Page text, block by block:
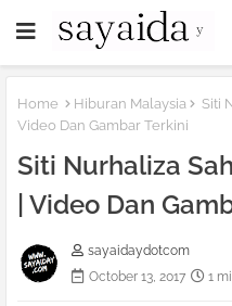
Home Hiburan Malaysia
Siti
Video Dan Gambar Terkini
Siti Nurhaliza
| Video Dan
sayaidaydotcom
October 13, 2017
1